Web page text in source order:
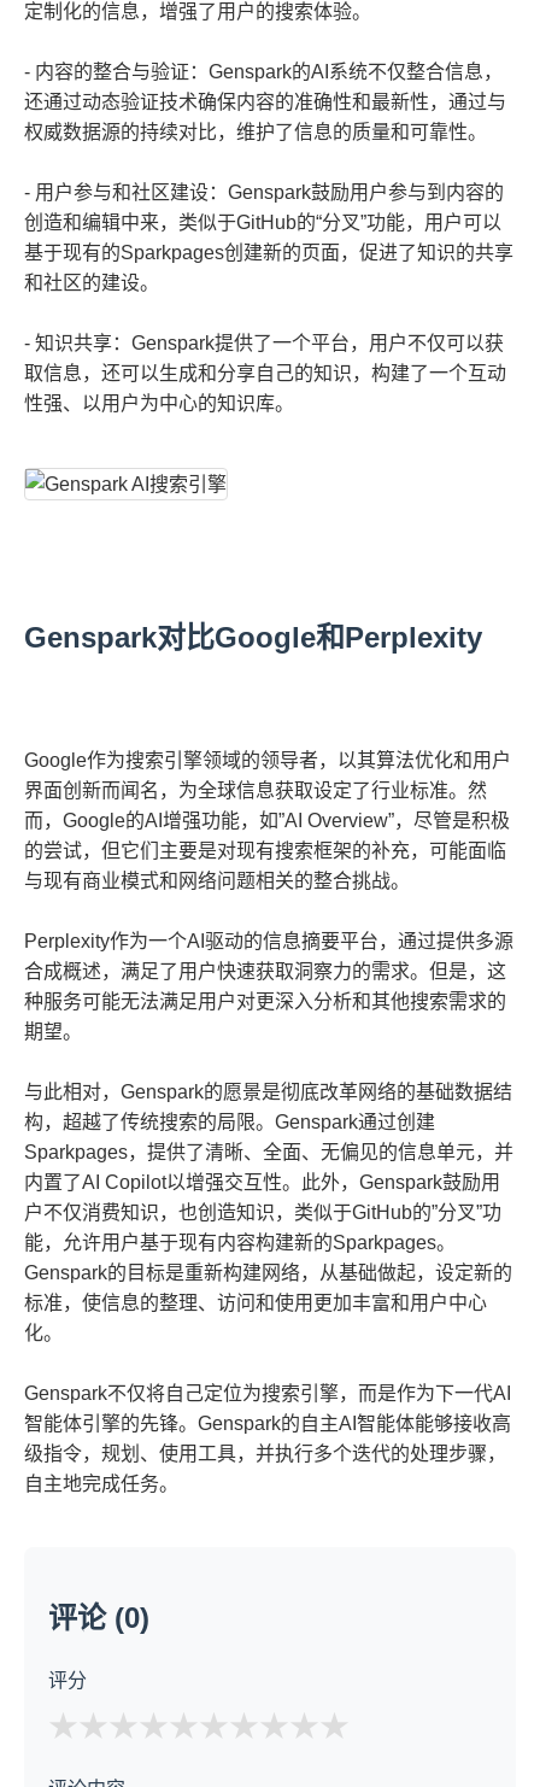
定制化的信息，增强了用户的搜索体验。
- 内容的整合与验证：Genspark的AI系统不仅整合信息，
还通过动态验证技术确保内容的准确性和最新性，通过与
权威数据源的持续对比，维护了信息的质量和可靠性。
- 用户参与和社区建设：Genspark鼓励用户参与到内容的
创造和编辑中来，类似于GitHub的“分叉”功能，用户可以
基于现有的Sparkpages创建新的页面，促进了知识的共享
和社区的建设。
- 知识共享：Genspark提供了一个平台，用户不仅可以获
取信息，还可以生成和分享自己的知识，构建了一个互动
性强、以用户为中心的知识库。
Genspark对比Google和Perplexity
Google作为搜索引擎领域的领导者，以其算法优化和用户
界面创新而闻名，为全球信息获取设定了行业标准。然
而，Google的AI增强功能，如”AI Overview”，尽管是积极
的尝试，但它们主要是对现有搜索框架的补充，可能面临
与现有商业模式和网络问题相关的整合挑战。
Perplexity作为一个AI驱动的信息摘要平台，通过提供多源
合成概述，满足了用户快速获取洞察力的需求。但是，这
种服务可能无法满足用户对更深入分析和其他搜索需求的
期望。
与此相对，Genspark的愿景是彻底改革网络的基础数据结
构，超越了传统搜索的局限。Genspark通过创建
Sparkpages，提供了清晰、全面、无偏见的信息单元，并
内置了AI Copilot以增强交互性。此外，Genspark鼓励用
户不仅消费知识，也创造知识，类似于GitHub的”分叉”功
能，允许用户基于现有内容构建新的Sparkpages。
Genspark的目标是重新构建网络，从基础做起，设定新的
标准，使信息的整理、访问和使用更加丰富和用户中心
化。
Genspark不仅将自己定位为搜索引擎，而是作为下一代AI
智能体引擎的先锋。Genspark的自主AI智能体能够接收高
级指令，规划、使用工具，并执行多个迭代的处理步骤，
自主地完成任务。
评论 (0)
评分
★ ★ ★ ★ ★